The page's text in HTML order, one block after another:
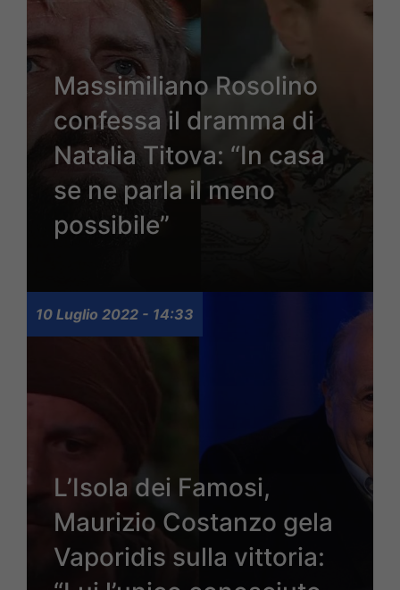
Massimiliano Rosolino
confessa il dramma di
Natalia Titova: “In casa
se ne parla il meno
possibile”
10 Luglio 2022 - 14:33
L’Isola dei Famosi,
Maurizio Costanzo gela
Vaporidis sulla vittoria: